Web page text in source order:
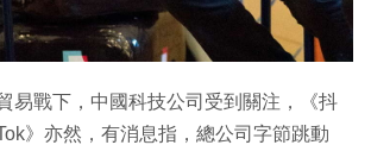
易戰下，中國科技公司受到關注，《抖
》亦然，有消息指，總公司字節跳動